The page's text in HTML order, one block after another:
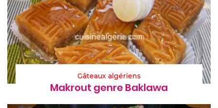
Gâteaux algériens
Makrout genre Baklawa